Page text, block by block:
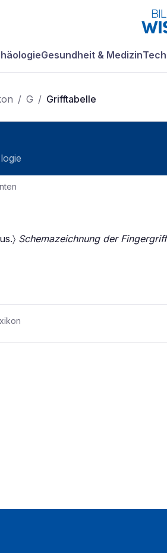
Gesundheit & Medizin
/ G / Grifftabelle
Schemazeichnung der